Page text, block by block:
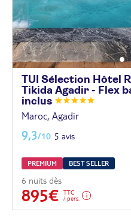
TUI Sélection Hôtel
Tikida Agadir - Flex
inclus
Maroc, Agadir
9,3/10 5 avis
PREMIUM BEST SELLER
6 nuits dès
895€
TTC
/ pers.